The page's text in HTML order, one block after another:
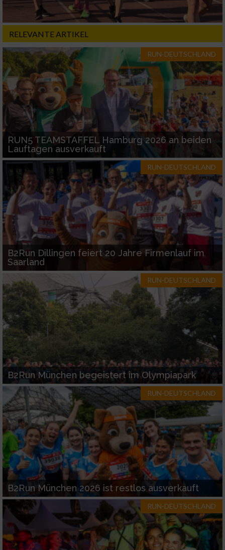
RELEVANTE ARTIKEL
RUN-DEUTSCHLAND
RUN5 TEAMSTAFFEL Hamburg 2026 an beiden
Lauftagen ausverkauft
RUN-DEUTSCHLAND
B2Run Dillingen feiert 20 Jahre Firmenlauf im
Saarland
RUN-DEUTSCHLAND
B2Run München begeistert im Olympiapark
RUN-DEUTSCHLAND
B2Run München 2026 ist restlos ausverkauft
RUN-DEUTSCHLAND